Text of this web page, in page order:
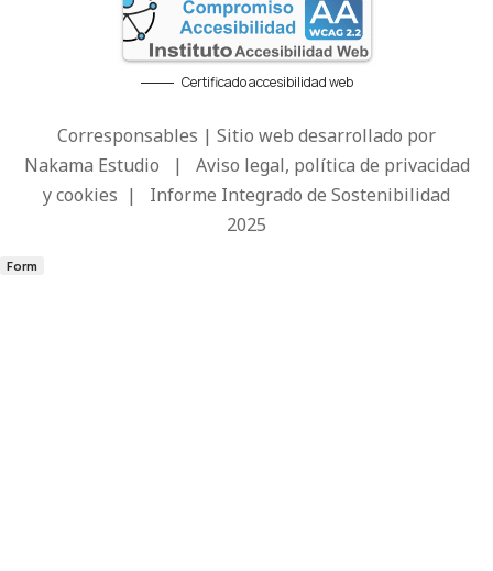
Certificado accesibilidad web
Corresponsables | Sitio web desarrollado por
Nakama Estudio | Aviso legal, política de privacidad
y cookies | Informe Integrado de Sostenibilidad
2025
Form